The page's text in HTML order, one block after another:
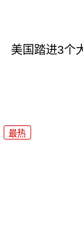
美国踏进3个
最热